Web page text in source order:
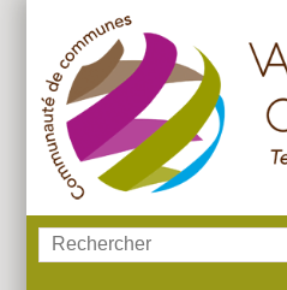
menu
contenu
recherche
Rechercher :